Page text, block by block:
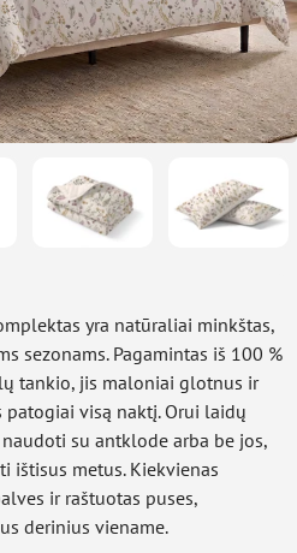
yra natūraliai minkštas,
sezonams. Pagamintas iš 100 %
tankio, jis maloniai glotnus ir
visą naktį. Orui laidų
su antklode arba be jos,
metus. Kiekvienas
ir raštuotas puses,
derinius viename.